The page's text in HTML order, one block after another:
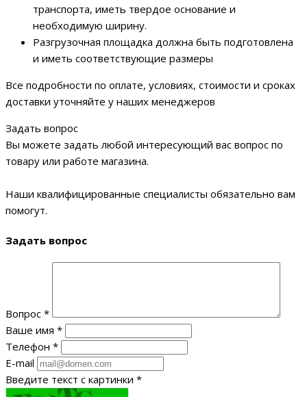
транспорта, иметь твердое основание и
необходимую ширину.
Разгрузочная площадка должна быть подготовлена
и иметь соответствующие размеры
Все подробности по оплате, условиях, стоимости и сроках
доставки уточняйте у наших менеджеров
Задать вопрос
Вы можете задать любой интересующий вас вопрос по
товару или работе магазина.
Наши квалифицированные специалисты обязательно вам
помогут.
Задать вопрос
Вопрос *
Ваше имя *
Телефон *
E-mail
Введите текст с картинки *